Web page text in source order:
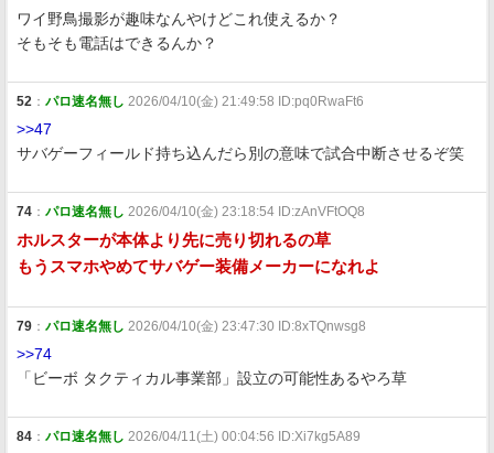
ワイ野鳥撮影が趣味なんやけどこれ使えるか？
そもそも電話はできるんか？
52 ： パロ速名無し 2026/04/10(金) 21:49:58 ID:pq0RwaFt6
>>47
サバゲーフィールド持ち込んだら別の意味で試合中断させるぞ笑
74 ： パロ速名無し 2026/04/10(金) 23:18:54 ID:zAnVFtOQ8
ホルスターが本体より先に売り切れるの草
もうスマホやめてサバゲー装備メーカーになれよ
79 ： パロ速名無し 2026/04/10(金) 23:47:30 ID:8xTQnwsg8
>>74
「ビーボ タクティカル事業部」設立の可能性あるやろ草
84 ： パロ速名無し 2026/04/11(土) 00:04:56 ID:Xi7kg5A89